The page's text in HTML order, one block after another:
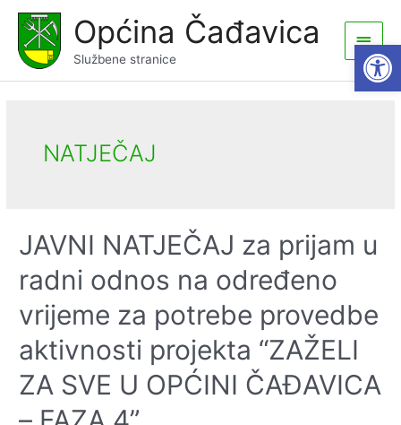
content
Općina Čađavica
Službene stranice
Main
Menu
NATJEČAJ
JAVNI NATJEČAJ za prijam u
radni odnos na određeno
vrijeme za potrebe provedbe
aktivnosti projekta “ZAŽELI
ZA SVE U OPĆINI ČAĐAVICA